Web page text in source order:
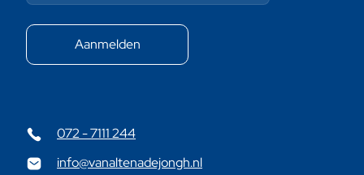
072 - 7111 244
info@vanaltenadejongh.nl